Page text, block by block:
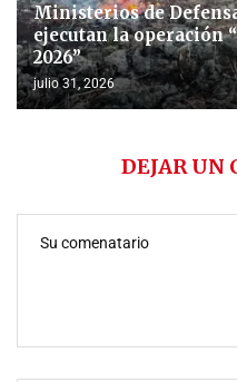
Ministerios de
ejecutan la operación
2026”
julio 31, 2026
DEJAR UN